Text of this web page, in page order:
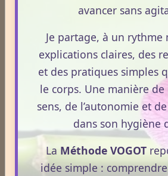
Acouphènes
Addiction
Allergies
avancer sans
Je partage, à un rythme
explications claires, des
et des pratiques simples
le corps. Une manière
sens, de l’autonomie et
dans son hygiène
La Méthode VOGOT
idée simple : comprendre